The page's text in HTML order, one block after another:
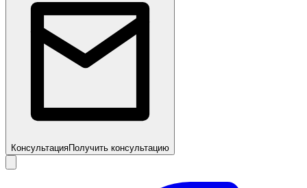
КонсультацияПолучить консультацию